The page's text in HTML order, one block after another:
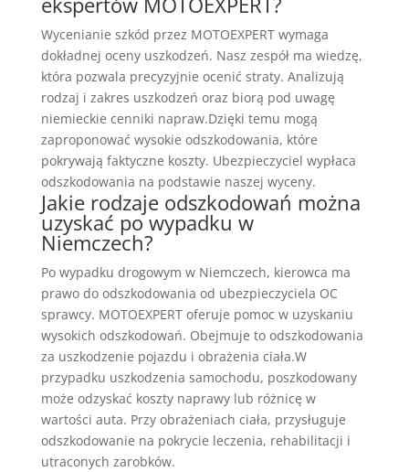
Wycenianie szkód przez MOTOEXPERT wymaga
dokładnej oceny uszkodzeń. Nasz zespół ma wiedzę,
która pozwala precyzyjnie ocenić straty. Analizują
rodzaj i zakres uszkodzeń oraz biorą pod uwagę
niemieckie cenniki napraw.Dzięki temu mogą
zaproponować wysokie odszkodowania, które
pokrywają faktyczne koszty. Ubezpieczyciel wypłaca
odszkodowania na podstawie naszej wyceny.
Jakie rodzaje odszkodowań można
uzyskać po wypadku w
Niemczech?
Po wypadku drogowym w Niemczech, kierowca ma
prawo do odszkodowania od ubezpieczyciela OC
sprawcy. MOTOEXPERT oferuje pomoc w uzyskaniu
wysokich odszkodowań. Obejmuje to odszkodowania
za uszkodzenie pojazdu i obrażenia ciała.W
przypadku uszkodzenia samochodu, poszkodowany
może odzyskać koszty naprawy lub różnicę w
wartości auta. Przy obrażeniach ciała, przysługuje
odszkodowanie na pokrycie leczenia, rehabilitacji i
utraconych zarobków.